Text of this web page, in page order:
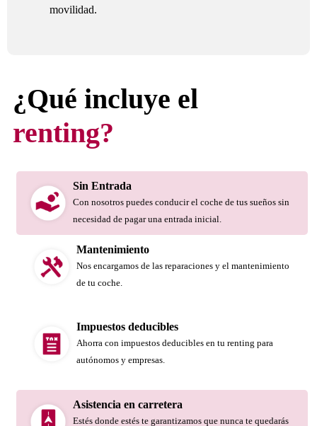
movilidad.
¿Qué incluye el
renting?
Sin Entrada
Con nosotros puedes conducir el coche de tus sueños sin
necesidad de pagar una entrada inicial.
Mantenimiento
Nos encargamos de las reparaciones y el mantenimiento
de tu coche.
Impuestos deducibles
Ahorra con impuestos deducibles en tu renting para
autónomos y empresas.
Asistencia en carretera
Estés donde estés te garantizamos que nunca te quedarás